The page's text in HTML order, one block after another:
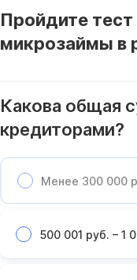
Пройдите
микрозаймы в
Какова общая
кредиторами?
Менее 300 000
500 001 руб. – 1